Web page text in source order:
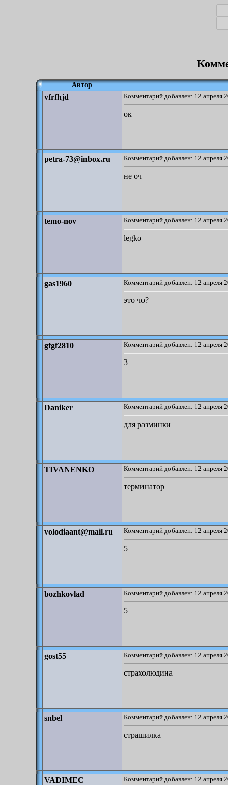
Автор
vfrfhjd Комментарий добавлен: 12 апреля
ок
petra-73@inbox.ru Комментарий добавлен: 12 апреля
не оч
temo-nov Комментарий добавлен: 12 апреля
legko
gas1960 Комментарий добавлен: 12 апреля
это чо?
gfgf2810 Комментарий добавлен: 12 апреля
3
Daniker Комментарий добавлен: 12 апреля
для разминки
TIVANENKO Комментарий добавлен: 12 апреля
терминатор
volodiaant@mail.ru Комментарий добавлен: 12 апреля
5
bozhkovlad Комментарий добавлен: 12 апреля
5
gost55 Комментарий добавлен: 12 апреля
страхолюдина
snbel Комментарий добавлен: 12 апреля
страшилка
VADIMEC Комментарий добавлен: 12 апреля